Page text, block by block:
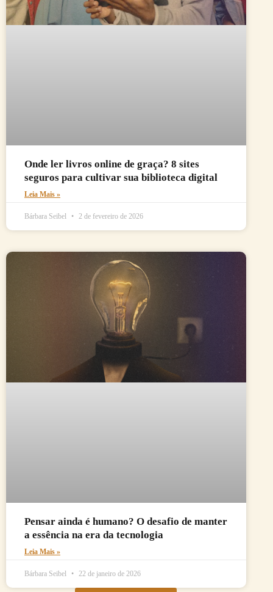
Onde ler livros online de graça? 8 sites
seguros para cultivar sua biblioteca digital
Leia Mais »
Bárbara Seibel 2 de fevereiro de 2026
Pensar ainda é humano? O desafio de manter
a essência na era da tecnologia
Leia Mais »
Bárbara Seibel 22 de janeiro de 2026